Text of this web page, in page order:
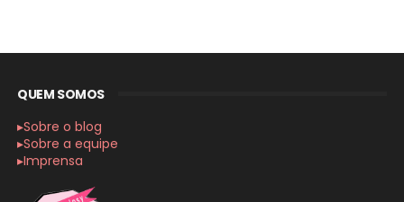
QUEM SOMOS
▸Sobre o blog
▸Sobre a equipe
▸Imprensa